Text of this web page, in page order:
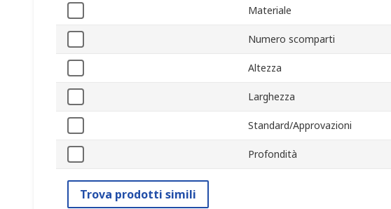
Materiale
Numero scomparti
Altezza
Larghezza
Standard/Approvazioni
Profondità
Trova prodotti simili